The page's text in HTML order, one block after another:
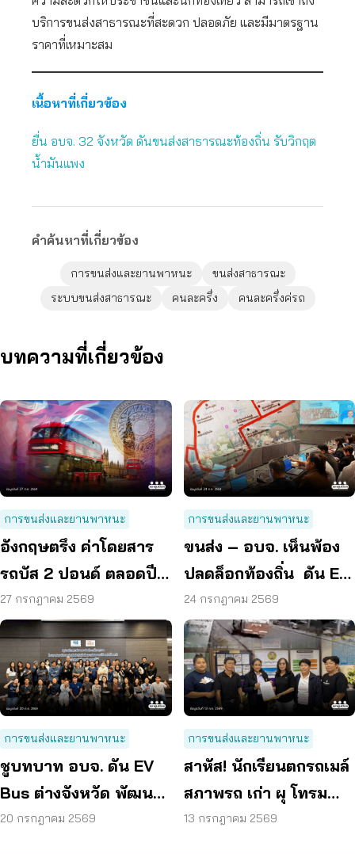
บริการขนส่งสาธารณะที่สะดวก ปลอดภัย และมีมาตรฐาน
ราคาที่เหมาะสม
เนื้อหาที่เกี่ยวข้อง
ยื่น อบจ. 32 จังหวัด ดันขนส่งสาธารณะท้องถิ่น รับวิกฤต
น้ำมันแพง
คำค้นหาที่เกี่ยวข้อง
การขนส่งและยานพาหนะ
ขนส่งสาธารณะ
ระบบขนส่งสาธารณะ
คนละครึ่ง คนละครึ่งค่รถ
บทความที่เกี่ยวข้อง
การขนส่งและยานพาหนะ
อังกฤษตรึง ค่าโดยสาร
รถบัส 2 ปอนด์ ตลอดปี
70 ลดค่าครองชีพ
27 กรกฎาคม 2569
การขนส่งและยานพาหนะ
ขนส่ง – อบจ. เห็นพ้อง
ปลดล็อกท้องถิ่น ดัน EV
Bus อยุธยา
24 กรกฎาคม 2569
การขนส่งและยานพาหนะ
ชูบทบาท อบจ. ดัน EV
Bus ต่างจังหวัด พัฒนา
ขนส่งสาธารณะไร้รอย
20 กรกฎาคม 2569
การขนส่งและยานพาหนะ
สาหัส! นักเรียนตกรถเมล์
สภาพรถ เก่า ผุ โทรม
ถามหามาตรฐานรถ
13 กรกฎาคม 2569